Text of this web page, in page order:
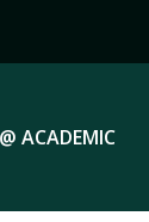
@ ACADEMIC